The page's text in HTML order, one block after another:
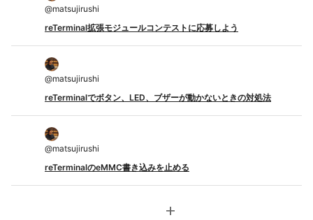
@matsujirushi
reTerminal拡張モジュールコンテストに応募しよう
@matsujirushi
reTerminalでボタン、LED、ブザーが動かないときの対処法
@matsujirushi
reTerminalのeMMC書き込みを止める
add